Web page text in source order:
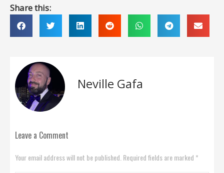
Share this:
Neville Gafa
Leave a Comment
Your email address will not be published. Required fields are marked *